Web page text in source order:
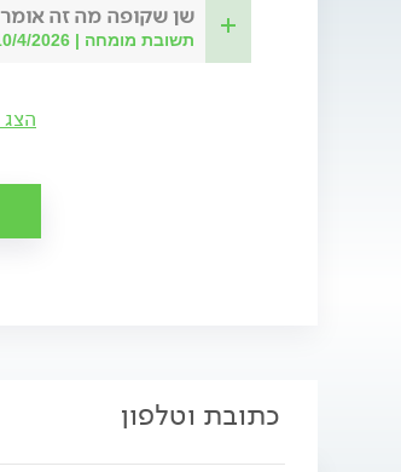
שן שקופה מה זה אומר
תשובת מומחה | 10/4/2026 | מאת: נויה
הצג 1695 תשובות נוספות
כתובת וטלפון